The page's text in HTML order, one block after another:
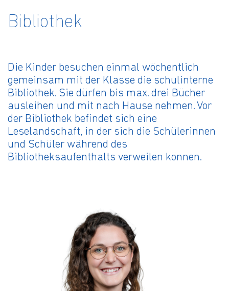
Bibliothek
Die Kinder besuchen einmal wöchentlich
gemeinsam mit der Klasse die schulinterne
Bibliothek. Sie dürfen bis max. drei Bücher
ausleihen und mit nach Hause nehmen. Vor
der Bibliothek befindet sich eine
Leselandschaft, in der sich die Schülerinnen
und Schüler während des
Bibliotheksaufenthalts verweilen können.